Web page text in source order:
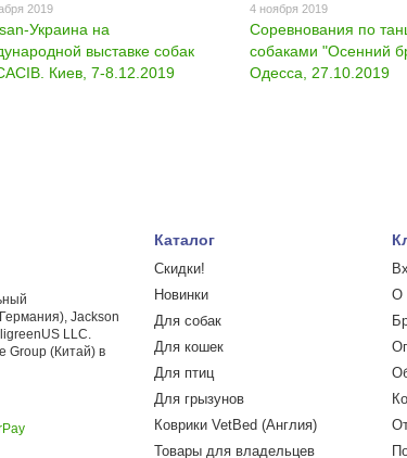
2019
Украина на
выставке собак
Киев, 7-8.12.2019
4 ноября 2019
Соревнования по
собаками "Осенний
Одесса, 27.10.2019
Jackson
LLC.
Group (Китай) в
Каталог
Скидки!
Новинки
Для собак
Для кошек
Для птиц
Для грызунов
Коврики VetBed (Англия)
Товары для владельцев
О